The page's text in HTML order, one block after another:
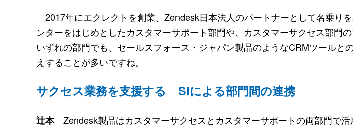
2017年にエクレクトを創業、Zendesk日本法人のパートナーとして名乗り
ンターをはじめとしたカスタマーサポート部門や、カスタマーサクセス部門
いずれの部門でも、セールスフォース・ジャパン製品のようなCRMツールと
えすることが多いですね。
サクセス業務を支援する SIによる部門間の連携
辻本Zendesk製品はカスタマーサクセスとカスタマーサポートの両部門で活